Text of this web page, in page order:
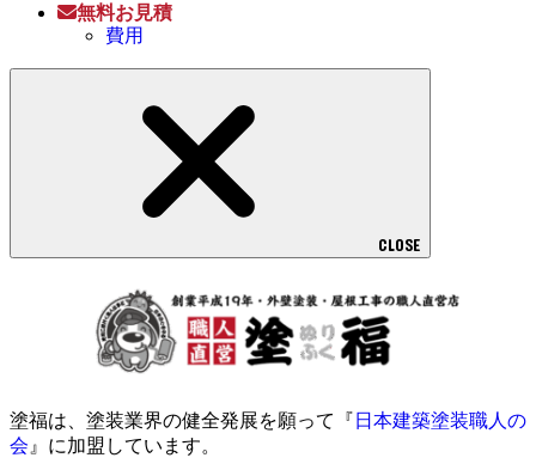
無料お見積
費用
CLOSE
塗福は、塗装業界の健全発展を願って『 日本建築塗装職人の
会 』に加盟しています。